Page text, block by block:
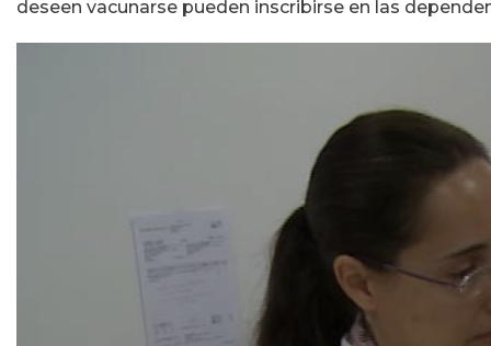
deseen vacunarse pueden inscribirse en las